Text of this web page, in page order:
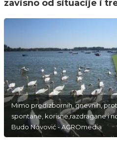
zavisno od situacije i
Mimo predizbornih, gnevnih,
spontane, korisne,razdragane i
Budo Novović - AGROmedia